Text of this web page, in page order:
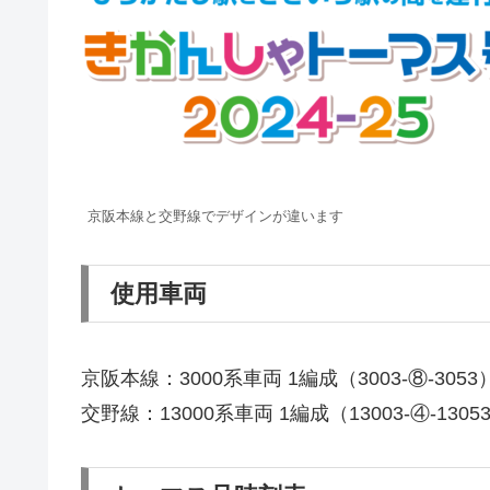
京阪本線と交野線でデザインが違います
使用車両
京阪本線：3000系車両 1編成（3003-⑧-3053
交野線：13000系車両 1編成（13003-④-